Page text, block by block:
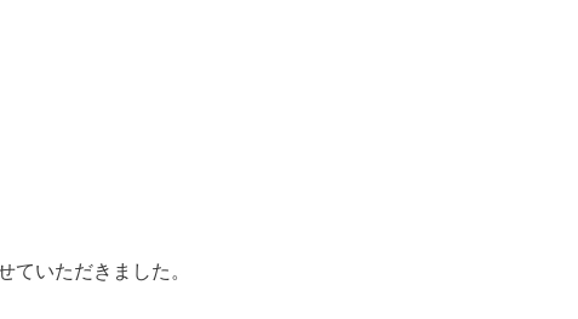
ていただきました。